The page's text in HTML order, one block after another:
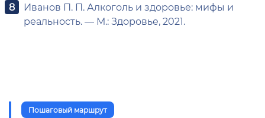
Иванов П. П. Алкоголь и здоровье: мифы и
реальность. — М.: Здоровье, 2021.
Пошаговый маршрут